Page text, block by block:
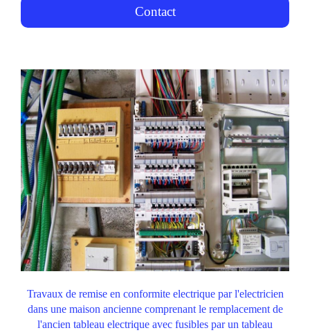
Contact
Travaux de remise en conformite electrique par l'electricien
dans une maison ancienne comprenant le remplacement de
l'ancien tableau electrique avec fusibles par un tableau